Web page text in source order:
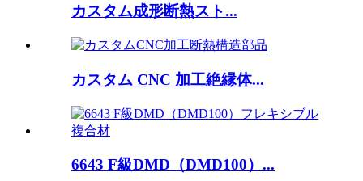
カスタム成形断熱スト...
カスタム CNC 加工絶縁体...
6643 F級DMD（DMD100）...